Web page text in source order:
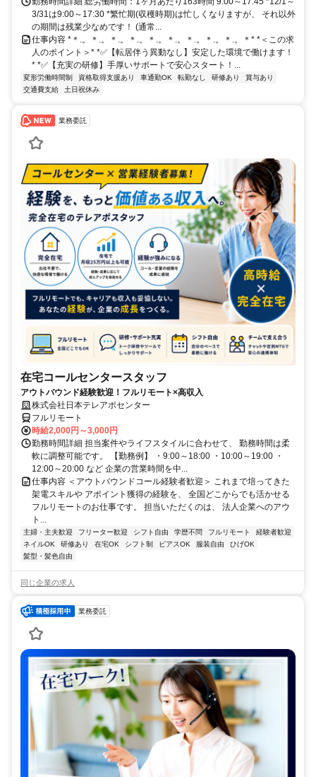
3/31は9:00～17:30 *繁忙期(収穫時期)は忙しくなりますが、 それ以外
の期間は残業少なめです！ (通常...
仕事内容 *＊.。＊.。＊.。＊.。＊.。＊.。＊.。＊.。＊.。＊* *＜この求
人のポイント＞* *✅【転居伴う異動なし】安定した環境で働けます！
* *✅【充実の研修】手厚いサポートで安心スタート！...
変形労働時間制 資格取得支援あり 車通勤OK 転勤なし 研修あり
賞与あり
交通費支給
土日祝休み
業務委託
在宅コールセンタースタッフ
アウトバウンド経験歓迎！フルリモート×高収入
株式会社日本テレアポセンター
フルリモート
時給2,000円～3,000円
勤務時間詳細 担当案件やライフスタイルに合わせて、 勤務時間は柔
軟に調整可能です。 【勤務例】 ・9:00～18:00 ・10:00～19:00 ・
12:00～20:00 など 企業の営業時間を中...
仕事内容 ＜アウトバウンドコール経験者歓迎＞ これまで培ってきた
架電スキルや アポイント獲得の経験を、 全国どこからでも活かせる
フルリモートのお仕事です。 担当いただくのは、 法人企業へのアウ
ト...
主婦・主夫歓迎 フリーター歓迎 シフト自由 学歴不問 フルリモート
経験者歓迎
ネイルOK
研修あり 在宅OK シフト制 ピアスOK 服装自由
ひげOK
髪型・髪色自由
同じ企業の求人
業務委託